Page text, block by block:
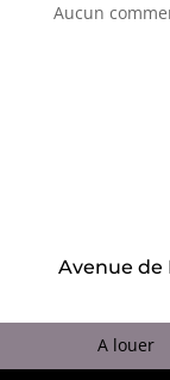
Aucun
Avenue de
A louer